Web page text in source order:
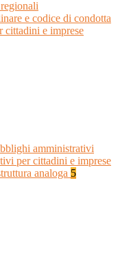
e codice di condotta
cittadini e imprese
amministrativi
per cittadini e imprese
analoga 5